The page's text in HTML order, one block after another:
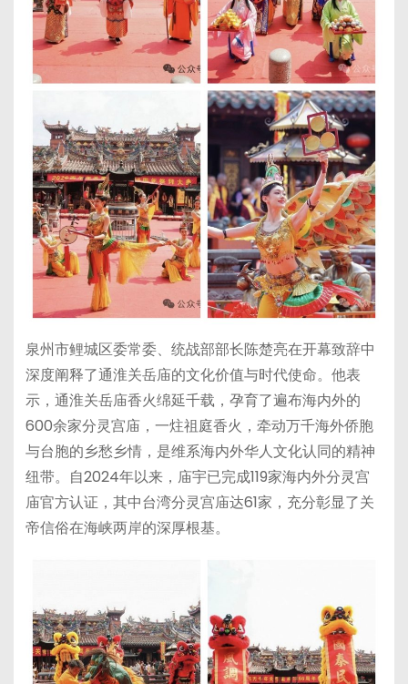
泉州市鲤城区委常委、统战部部长陈楚亮在开幕致辞中
深度阐释了通淮关岳庙的文化价值与时代使命。他表
示，通淮关岳庙香火绵延千载，孕育了遍布海内外的
600余家分灵宫庙，一炷祖庭香火，牵动万千海外侨胞
与台胞的乡愁乡情，是维系海内外华人文化认同的精神
纽带。自2024年以来，庙宇已完成119家海内外分灵宫
庙官方认证，其中台湾分灵宫庙达61家，充分彰显了关
帝信俗在海峡两岸的深厚根基。